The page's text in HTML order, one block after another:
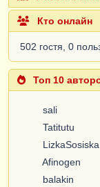
Кто онлайн
502 гостя, 0
Топ 10
sali
Tatitutu
LizkaSosiska
Afinogen
balakin